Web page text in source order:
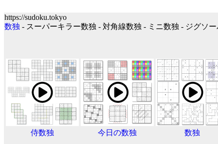
https://sudoku.tokyo
数独 - スーパーキラー数独 - 対角線数独 - ミニ数独 - ジグソ
侍数独 今日の数独 数独